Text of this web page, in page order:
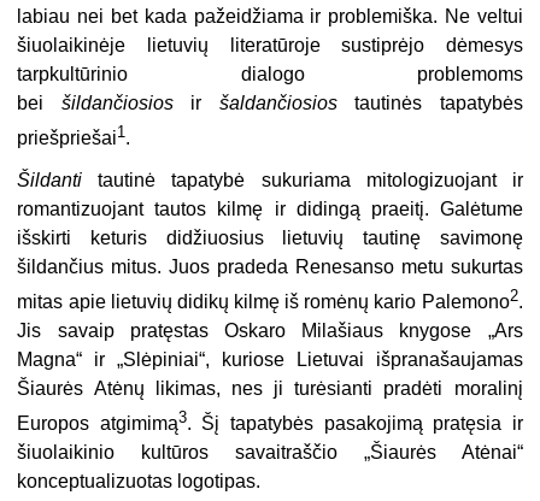
labiau nei bet kada pažeidžiama ir problemiška. Ne veltui
šiuolaikinėje lietuvių literatūroje sustiprėjo dėmesys
tarpkultūrinio dialogo problemoms
bei šildančiosiosir šaldančiosiostautinės tapatybės
priešpriešai1.
Šildanti tautinė tapatybė sukuriama mitologizuojant ir
romantizuojant tautos kilmę ir didingą praeitį. Galėtume
išskirti keturis didžiuosius lietuvių tautinę savimonę
šildančius mitus. Juos pradeda Renesanso metu sukurtas
mitas apie lietuvių didikų kilmę iš romėnų kario Palemono2.
Jis savaip pratęstas Oskaro Milašiaus knygose „Ars
Magna“ ir „Slėpiniai“, kuriose Lietuvai išpranašaujamas
Šiaurės Atėnų likimas, nes ji turėsianti pradėti moralinį
Europos atgimimą3. Šį tapatybės pasakojimą pratęsia ir
šiuolaikinio kultūros savaitraščio „Šiaurės Atėnai“
konceptualizuotas logotipas.